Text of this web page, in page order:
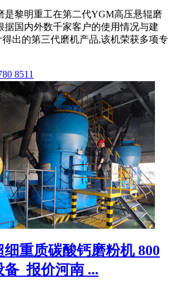
是黎明重工在第二代YGM高压悬辊磨
据国内外数千家客户的使用情况与建
出的第三代磨机产品,该机荣获多项专
8511
重质碳酸钙磨粉机 800
备_报价河南 ...